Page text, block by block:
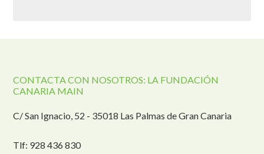
CONTACTA CON NOSOTROS: LA FUNDACIÓN
CANARIA MAIN
C/ San Ignacio, 52 - 35018 Las Palmas de Gran Canaria
Tlf: 928 436 830